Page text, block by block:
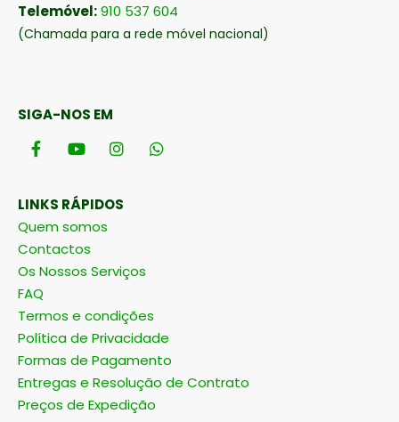
Telemóvel:910 537 604
(Chamada para a rede móvel nacional)
SIGA-NOS EM
LINKS RÁPIDOS
Quem somos
Contactos
Os Nossos Serviços
FAQ
Termos e condições
Política de Privacidade
Formas de Pagamento
Entregas e Resolução de Contrato
Preços de Expedição